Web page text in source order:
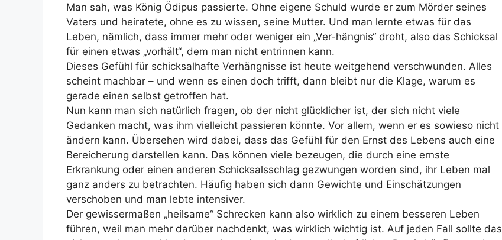
Man sah, was König Ödipus passierte. Ohne eigene Schuld wurde er zum Mörder seines
Vaters und heiratete, ohne es zu wissen, seine Mutter. Und man lernte etwas für das
Leben, nämlich, dass immer mehr oder weniger ein „Ver-hängnis“ droht, also das Schicksal
für einen etwas „vorhält“, dem man nicht entrinnen kann.
Dieses Gefühl für schicksalhafte Verhängnisse ist heute weitgehend verschwunden. Alles
scheint machbar – und wenn es einen doch trifft, dann bleibt nur die Klage, warum es
gerade einen selbst getroffen hat.
Nun kann man sich natürlich fragen, ob der nicht glücklicher ist, der sich nicht viele
Gedanken macht, was ihm vielleicht passieren könnte. Vor allem, wenn er es sowieso nicht
ändern kann. Übersehen wird dabei, dass das Gefühl für den Ernst des Lebens auch eine
Bereicherung darstellen kann. Das können viele bezeugen, die durch eine ernste
Erkrankung oder einen anderen Schicksalsschlag gezwungen worden sind, ihr Leben mal
ganz anders zu betrachten. Häufig haben sich dann Gewichte und Einschätzungen
verschoben und man lebte intensiver.
Der gewissermaßen „heilsame“ Schrecken kann also wirklich zu einem besseren Leben
führen, weil man mehr darüber nachdenkt, was wirklich wichtig ist. Auf jeden Fall sollte das